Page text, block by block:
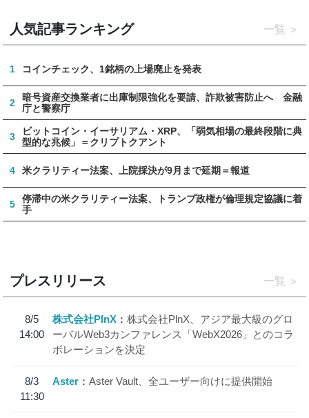
人気記事ランキング 一覧
1 コインチェック、1銘柄の上場廃止を発表
2
暗号資産交換業者に出庫制限強化を要請、詐欺被害防止へ 金融
庁と警察庁
3
ビットコイン・イーサリアム・XRP、「弱気相場の最終段階に典
型的な兆候」＝クリプトクアント
4 米クラリティー法案、上院採決が9月まで延期＝報道
5
停滞中の米クラリティー法案、トランプ政権が倫理規定協議に着
手
プレスリリース 一覧
8/5
14:00
株式会社PlnX
株式会社PlnX、アジア最大級のグロ
ーバルWeb3カンファレンス「WebX2026」とのコラ
ボレーションを決定
8/3
11:30
Aster Aster Vault、全ユーザー向けに提供開始